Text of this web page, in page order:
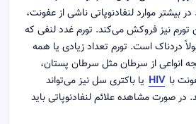
بیشتر موارد لنفادنوپاتی ناشی از عفونت،
تورم نیز فروکش می‌کند. تورم غدد لنفی که
دردناک است. تورم تعداد زیادی یا همه
انواعی از سرطان مثل سرطان پستان،
با HIV یا باکتری سل نیز می‌تواند
در صورت مشاهده علائم لنفادنوپاتی باید